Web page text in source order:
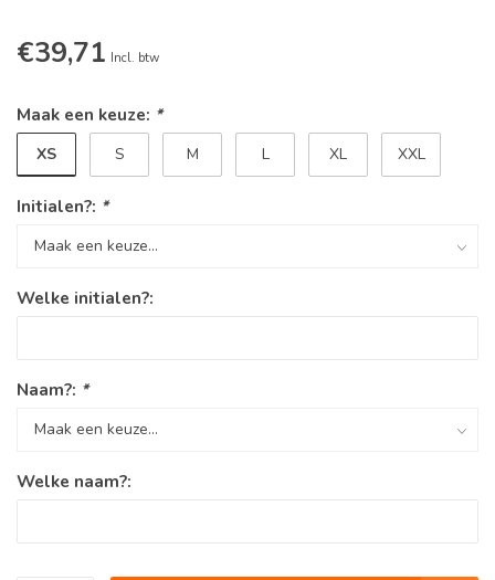
€39,71 Incl. btw
Maak een keuze: *
XS S M L XL XXL
Initialen?: *
Welke initialen?:
Naam?: *
Welke naam?: